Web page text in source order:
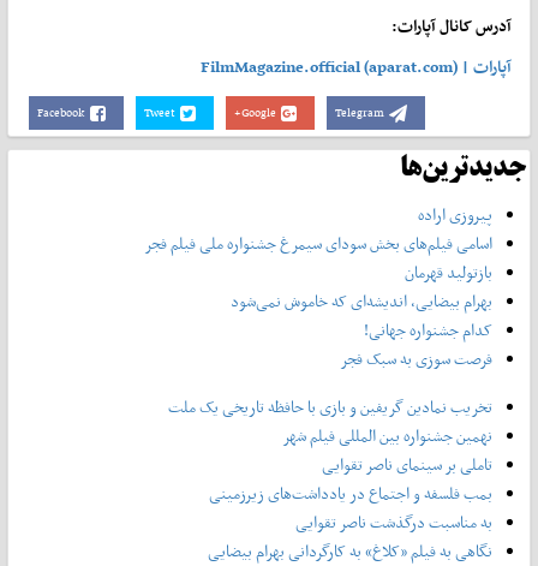
آدرس کانال آپارات:
آپارات | FilmMagazine.official (aparat.com)
Facebook Tweet Google+ Telegram
جدیدترین‌ها
پیروزی اراده
اسامی فیلم‌های بخش سودای سیمرغ جشنواره‌ ملی فیلم فجر
بازتولید قهرمان
بهرام بیضایی، اندیشه‌ای که خاموش نمی‌شود
کدام جشنواره جهانی!
فرصت سوزی به سبک فجر
تخریب نمادین گریفین و بازی با حافظه تاریخی یک ملت
نهمین جشنواره بین المللی فیلم شهر
تاملی بر سینمای ناصر تقوایی
بمب فلسفه و اجتماع در یادداشت‌های زیرزمینی
به مناسبت درگذشت ناصر تقوایی
نگاهی به فیلم «کلاغ» به کارگردانی بهرام بیضایی